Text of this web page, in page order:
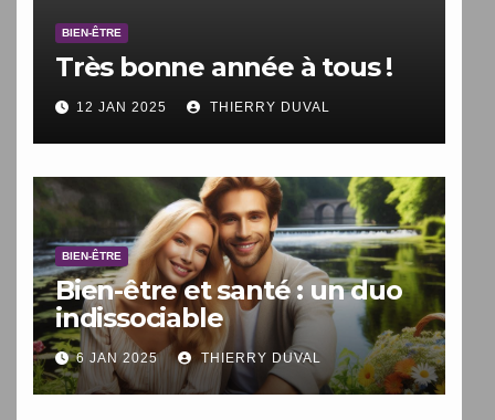
BIEN-ÊTRE
Très bonne année à tous !
12 JAN 2025 THIERRY DUVAL
BIEN-ÊTRE
Bien-être et santé : un duo
indissociable
6 JAN 2025 THIERRY DUVAL